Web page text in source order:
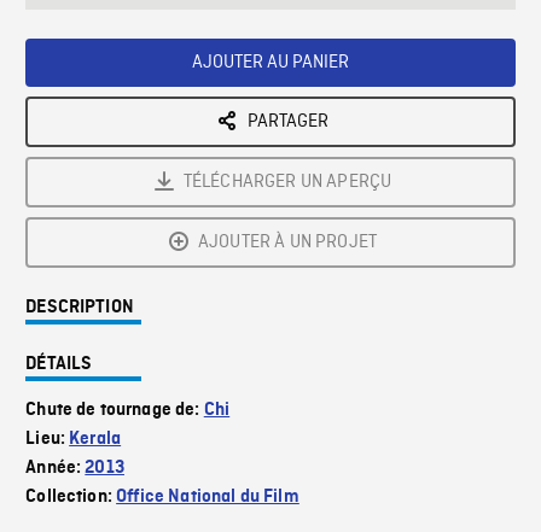
AJOUTER AU PANIER
PARTAGER
TÉLÉCHARGER UN APERÇU
AJOUTER À UN PROJET
DESCRIPTION
DÉTAILS
Chute de tournage de: Chi
Lieu: Kerala
Année:2013
Collection:Office National du Film